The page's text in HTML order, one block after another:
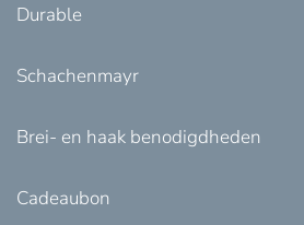
Durable
Schachenmayr
Brei- en haak benodigdheden
Cadeaubon